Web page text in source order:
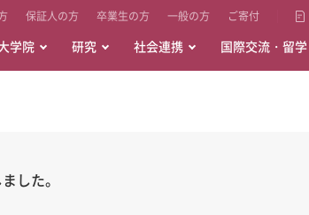
保証人の方 卒業生の方 一般の方 ご寄付
学院 研究 社会連携 国際交流・留学
した。